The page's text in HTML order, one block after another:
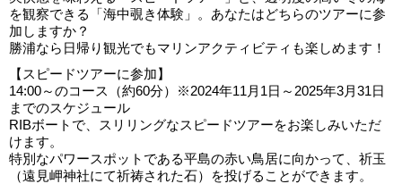
を観察できる「海中覗き体験」。あなたはどちらのツアーに参
加しますか？
勝浦なら日帰り観光でもマリンアクティビティも楽しめます！
【スピードツアーに参加】
14:00～のコース（約60分）※2024年11月1日～2025年3月31日
までのスケジュール
RIBボートで、スリリングなスピードツアーをお楽しみいただ
けます。
特別なパワースポットである平島の赤い鳥居に向かって、祈玉
（遠見岬神社にて祈祷された石）を投げることができます。